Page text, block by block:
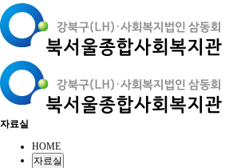
자료실
HOME
자료실